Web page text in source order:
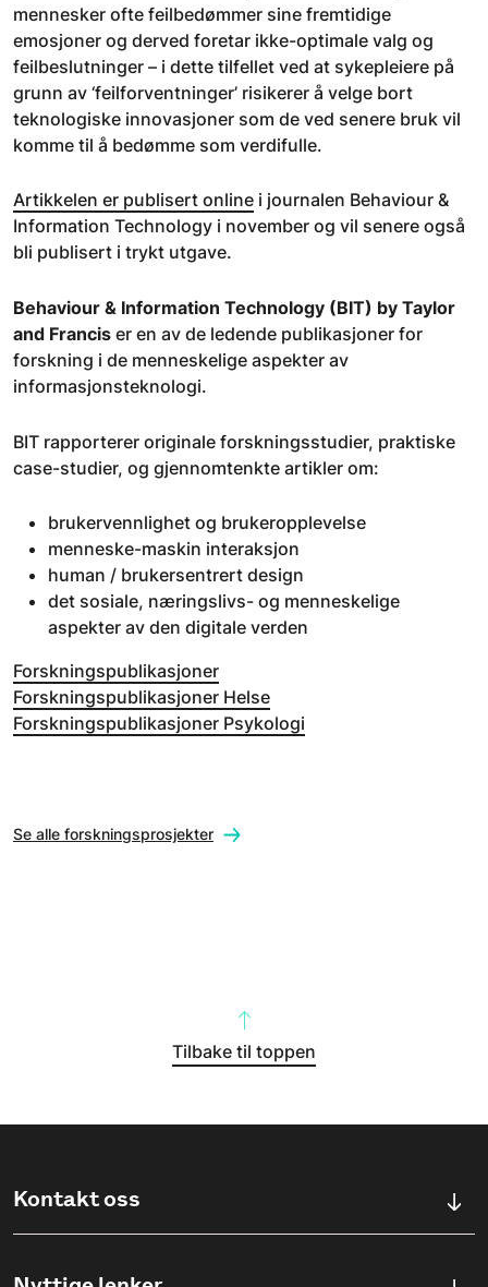
mennesker ofte feilbedømmer sine fremtidige
emosjoner og derved foretar ikke-optimale valg og
feilbeslutninger – i dette tilfellet ved at sykepleiere på
grunn av ‘feilforventninger’ risikerer å velge bort
teknologiske innovasjoner som de ved senere bruk vil
komme til å bedømme som verdifulle.
Artikkelen er publisert online i journalen Behaviour &
Information Technology i november og vil senere også
bli publisert i trykt utgave.
Behaviour & Information Technology (BIT) by Taylor
and Francis er en av de ledende publikasjoner for
forskning i de menneskelige aspekter av
informasjonsteknologi.
BIT rapporterer originale forskningsstudier, praktiske
case-studier, og gjennomtenkte artikler om:
brukervennlighet og brukeropplevelse
menneske-maskin interaksjon
human / brukersentrert design
det sosiale, næringslivs- og menneskelige
aspekter av den digitale verden
Forskningspublikasjoner
Forskningspublikasjoner Helse
Forskningspublikasjoner Psykologi
Se alle forskningsprosjekter
Tilbake til toppen
Kontakt oss